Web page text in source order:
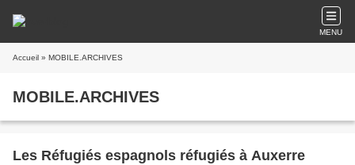
MENU
Accueil » MOBILE.ARCHIVES
MOBILE.ARCHIVES
Les Réfugiés espagnols réfugiés à Auxerre